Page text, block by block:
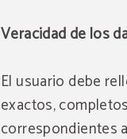
Veracidad de los
El usuario debe
exactos,
correspondientes